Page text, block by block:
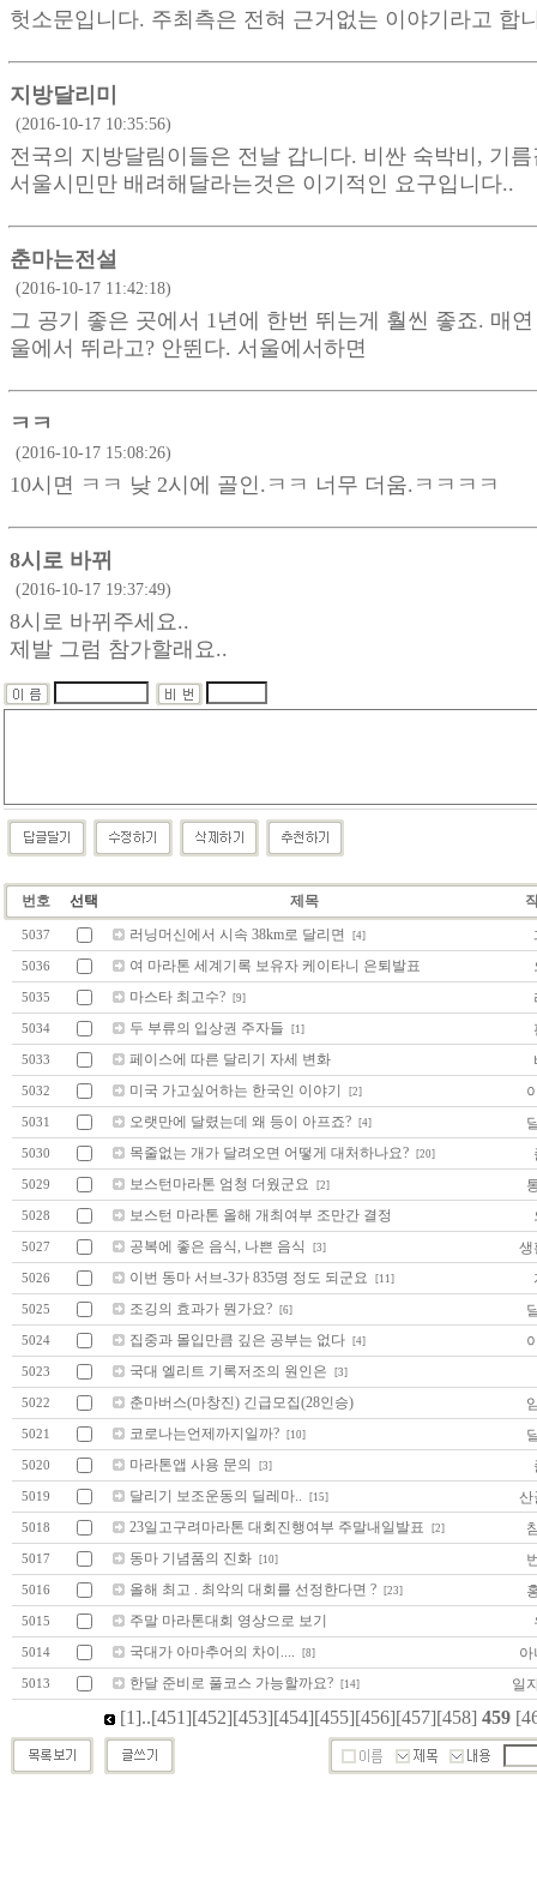
헛소문입니다. 주최측은 전혀 근거없는 이야기라고 합
지방달리미
(2016-10-17 10:35:56)
전국의 지방달림이들은 전날 갑니다. 비싼 숙박비, 기
서울시민만 배려해달라는것은 이기적인 요구입니다..
춘마는전설
(2016-10-17 11:42:18)
그 공기 좋은 곳에서 1년에 한번 뛰는게 훨씬 좋죠. 매
울에서 뛰라고? 안뛴다. 서울에서하면
ㅋㅋ
(2016-10-17 15:08:26)
10시면 ㅋㅋ 낮 2시에 골인.ㅋㅋ 너무 더움.ㅋㅋㅋㅋ
8시로 바뀌
(2016-10-17 19:37:49)
8시로 바뀌주세요..
제발 그럼 참가할래요..
번호 선택 제목
5037 러닝머신에서 시속 38km로 달리면 [4]
5036 여 마라톤 세계기록 보유자 케이타니 은퇴발표
5035 마스타 최고수? [9]
5034 두 부류의 입상권 주자들 [1]
5033 페이스에 따른 달리기 자세 변화
5032 미국 가고싶어하는 한국인 이야기 [2]
5031 오랫만에 달렸는데 왜 등이 아프죠? [4]
5030 목줄없는 개가 달려오면 어떻게 대처하나요? [20]
5029 보스턴마라톤 엄청 더웠군요 [2]
5028 보스턴 마라톤 올해 개최여부 조만간 결정
5027 공복에 좋은 음식, 나쁜 음식 [3] 생
5026 이번 동마 서브-3가 835명 정도 되군요 [11]
5025 조깅의 효과가 뭔가요? [6]
5024 집중과 몰입만큼 깊은 공부는 없다 [4]
5023 국대 엘리트 기록저조의 원인은 [3]
5022 춘마버스(마창진) 긴급모집(28인승)
5021 코로나는언제까지일까? [10]
5020 마라톤앱 사용 문의 [3]
5019 달리기 보조운동의 딜레마.. [15] 산
5018 23일고구려마라톤 대회진행여부 주말내일발표 [2]
5017 동마 기념품의 진화 [10]
5016 올해 최고 . 최악의 대회를 선정한다면 ? [23]
5015 주말 마라톤대회 영상으로 보기
5014 국대가 아마추어의 차이.... [8] 아
5013 한달 준비로 풀코스 가능할까요? [14] 일
[1]..[451][452][453][454][455][456][457][458] 459